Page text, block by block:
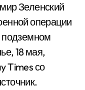
Зеленский
операции
подземном
18 мая,
Times со